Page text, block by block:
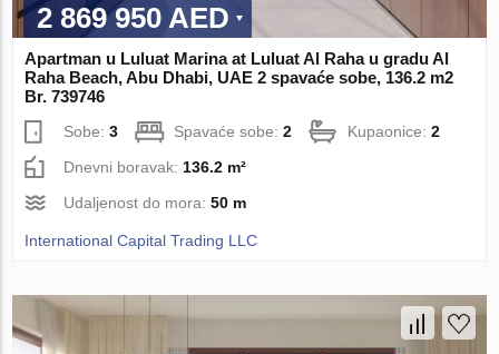
2 869 950 AED
Apartman u Luluat Marina at Luluat Al Raha u gradu Al
Raha Beach, Abu Dhabi, UAE 2 spavaće sobe, 136.2 m2
Br. 739746
Sobe:3 Spavaće sobe:2 Kupaonice:2
Dnevni boravak: 136.2 m²
Udaljenost do mora:50 m
International Capital Trading LLC